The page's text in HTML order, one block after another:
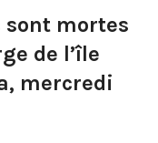
sont mortes
de l’île
mercredi